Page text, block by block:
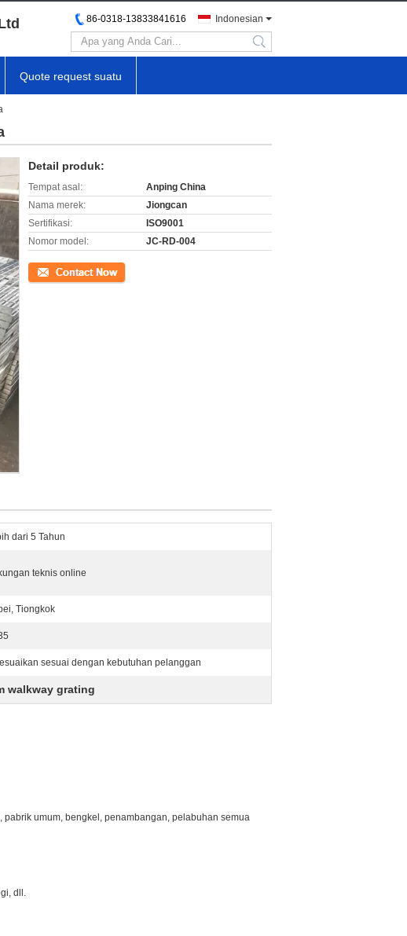
Indonesian
86-0318-13833841616
search
Quote request suatu
Detail produk:
Tempat asal:
Anping China
Nama merek:
Jiongcan
Sertifikasi:
ISO9001
Nomor model:
JC-RD-004
Kontak
dari 5 Tahun
teknis online
Tiongkok
sesuai dengan kebutuhan pelanggan
walkway grating
umum, bengkel, penambangan, pelabuhan semua
dll.